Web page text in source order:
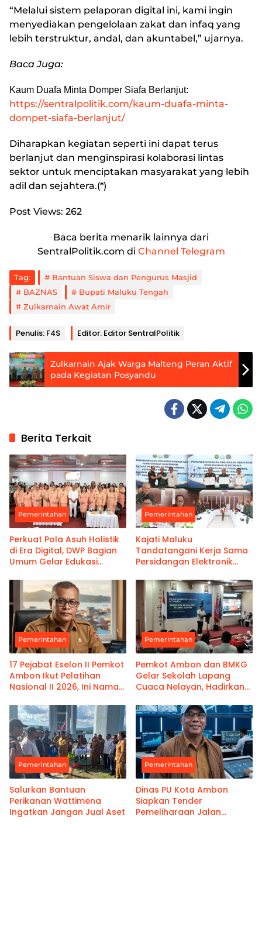
“Melalui sistem pelaporan digital ini, kami ingin
menyediakan pengelolaan zakat dan infaq yang
lebih terstruktur, andal, dan akuntabel,” ujarnya.
Baca Juga:
Kaum Duafa Minta Domper Siafa Berlanjut:
https://sentralpolitik.com/kaum-duafa-minta-
dompet-siafa-berlanjut/
Diharapkan kegiatan seperti ini dapat terus
berlanjut dan menginspirasi kolaborasi lintas
sektor untuk menciptakan masyarakat yang lebih
adil dan sejahtera.(*)
Post Views: 262
Baca berita menarik lainnya dari
SentralPolitik.com di Channel Telegram
Tag:
Bantuan Siswa dan Pengurus Masjid
BAZNAS
Bupati Maluku Tengah
Zulkarnain Awat Amir
Penulis: F4S Editor: Editor SentralPolitik
Zulkarnain Ajak Warga Malteng Peran Aktif
pada Kegiatan Posyandu
Berita Terkait
Pemerintahan
Perkuat Pola Asuh Holistik
di Era Digital, DWP Bagian
Umum Gelar Edukasi
Pemerintahan
Kajati Maluku
Tandatangani Kerja Sama
Persidangan Elektronik
Kanwil Pemasyarakatan
Maluku
Pemerintahan
17 Pejabat Eselon II Pemkot
Ambon Ikut Pelatihan
Nasional II 2026, Ini Nama-
Pemerintahan
Pemkot Ambon dan BMKG
Gelar Sekolah Lapang
Cuaca Nelayan, Hadirkan
Pemerintahan
Salurkan Bantuan
Perikanan Wattimena
Ingatkan Jangan Jual Aset
Pemerintahan
Dinas PU Kota Ambon
Siapkan Tender
Pemeliharaan Jalan